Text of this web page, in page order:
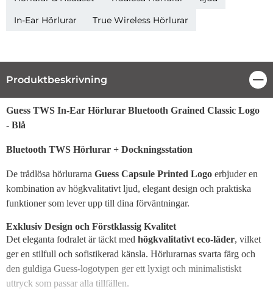
In-Ear Hörlurar
True Wireless Hörlurar
Produktbeskrivning
Produktbeskrivning
Guess TWS In-Ear Hörlurar Bluetooth Grained Classic Logo
- Blå
Bluetooth TWS Hörlurar + Dockningsstation
De trådlösa hörlurarna Guess Capsule Printed Logo erbjuder en
kombination av högkvalitativt ljud, elegant design och praktiska
funktioner som lever upp till dina förväntningar.
Exklusiv Design och Förstklassig Kvalitet
Det eleganta fodralet är täckt med högkvalitativt eco-läder, vilket
ger en stilfull och sofistikerad känsla. Hörlurarnas svarta färg och
den guldiga Guess-logotypen ger ett lyxigt och minimalistiskt
uttryck som passar alla tillfällen.